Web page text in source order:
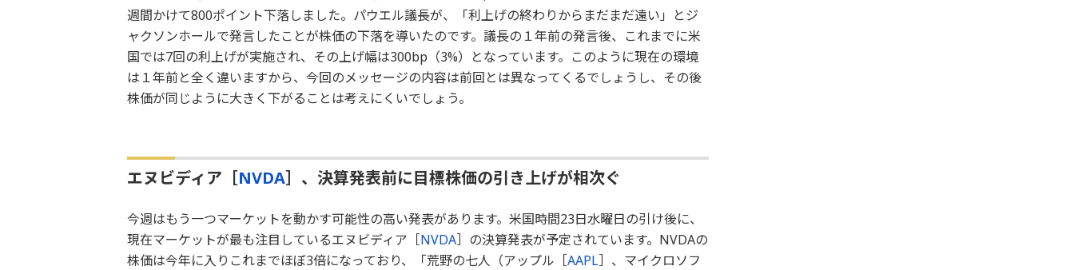
週間かけて800ポイント下落しました。パウエル議長が、「利上げの終わりからまだまだ遠い」とジ
ャクソンホールで発言したことが株価の下落を導いたのです。議長の１年前の発言後、これまでに米
国では7回の利上げが実施され、その上げ幅は300bp（3%）となっています。このように現在の環境
は１年前と全く違いますから、今回のメッセージの内容は前回とは異なってくるでしょうし、その後
株価が同じように大きく下がることは考えにくいでしょう。
エヌビディア［NVDA］、決算発表前に目標株価の引き上げが相次ぐ
今週はもう一つマーケットを動かす可能性の高い発表があります。米国時間23日水曜日の引け後に、
現在マーケットが最も注目しているエヌビディア［NVDA］の決算発表が予定されています。NVDAの
株価は今年に入りこれまでほぼ3倍になっており、「荒野の七人（アップル［AAPL］、マイクロソフ